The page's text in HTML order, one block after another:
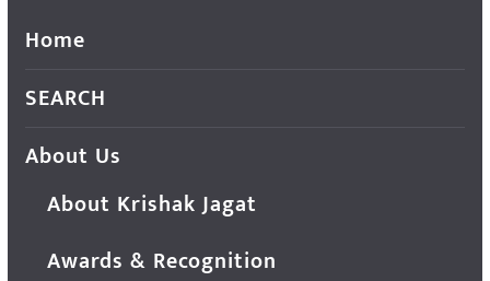
Home
SEARCH
About Us
About Krishak Jagat
Awards & Recognition